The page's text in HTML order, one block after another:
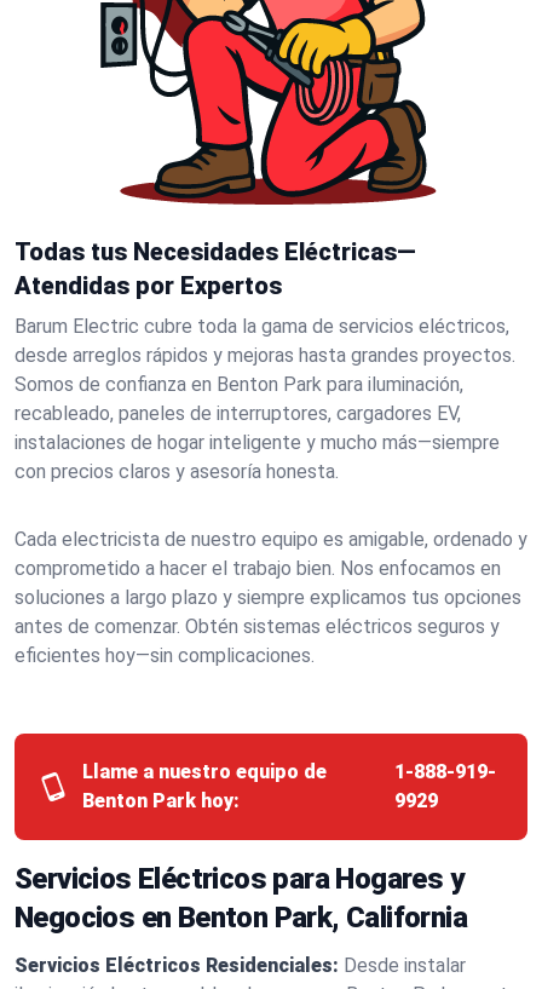
Todas tus Necesidades Eléctricas—
Atendidas por Expertos
Barum Electric cubre toda la gama de servicios eléctricos,
desde arreglos rápidos y mejoras hasta grandes proyectos.
Somos de confianza en Benton Park para iluminación,
recableado, paneles de interruptores, cargadores EV,
instalaciones de hogar inteligente y mucho más—siempre
con precios claros y asesoría honesta.
Cada electricista de nuestro equipo es amigable, ordenado y
comprometido a hacer el trabajo bien. Nos enfocamos en
soluciones a largo plazo y siempre explicamos tus opciones
antes de comenzar. Obtén sistemas eléctricos seguros y
eficientes hoy—sin complicaciones.
Llame a nuestro equipo de
Benton Park hoy:
1-888-919-
9929
Servicios Eléctricos para Hogares y
Negocios en Benton Park, California
Servicios Eléctricos Residenciales: Desde instalar